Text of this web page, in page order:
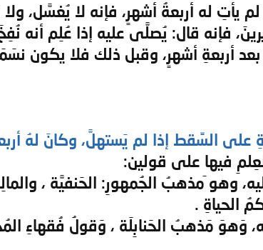
يأتِ له أربعةُ أشهرٍ، فإنه لا يُغسَّل،
فإنه قال: يُصلَّى عليه إذا عُلِم
بعد أربعةِ أشهرٍ، وقبل ذلك فلا يكون
على السِّقط إذا لم يَستهلَّ، وكانَ لهُ
فيها على قولين:
وهو َمذهبُ الجُمهورِ: الحَنفيَّة ،
الحياةِ .
وَهوَ مَذهبُ الحَنابِلَة ، وَقولُ